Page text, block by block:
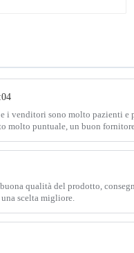
i venditori sono molto pazienti e
molto puntuale, un buon
qualità del prodotto,
scelta migliore.